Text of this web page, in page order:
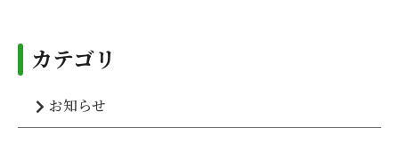
カテゴリ
お知らせ